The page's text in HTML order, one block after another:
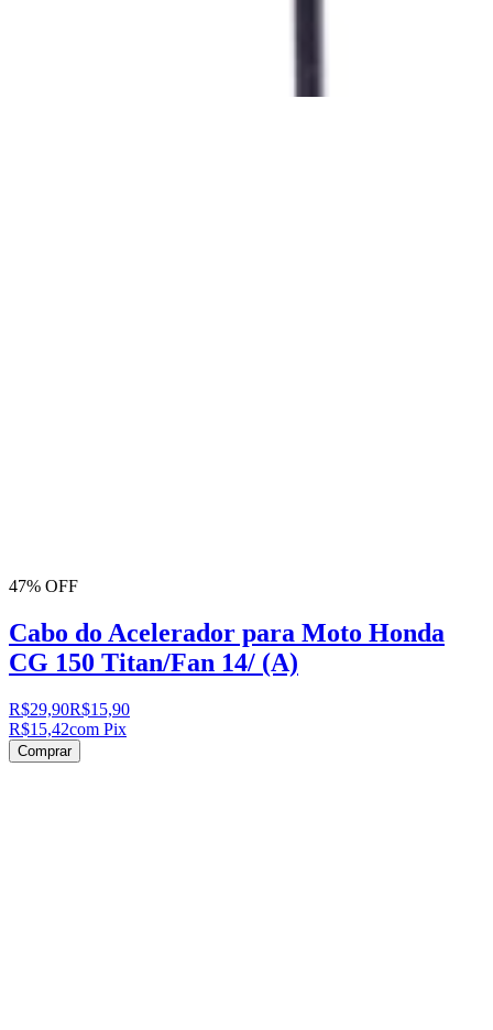
47% OFF
Cabo do Acelerador para Moto Honda
CG 150 Titan/Fan 14/ (A)
R$29,90R$15,90
R$15,42com Pix
Comprar